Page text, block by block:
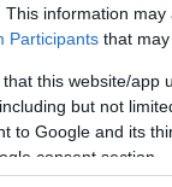
This information
Participants that
that this website/app
but not
to Google and its
consent section.